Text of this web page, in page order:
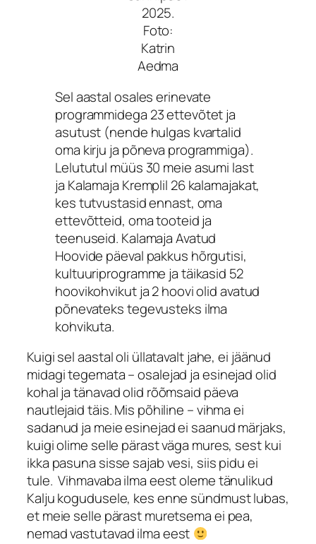
2025.
Foto:
Katrin
Aedma
Sel aastal osales erinevate
programmidega 23 ettevõtet ja
asutust (nende hulgas kvartalid
oma kirju ja põneva programmiga).
Lelututul müüs 30 meie asumi last
ja Kalamaja Kremplil 26 kalamajakat,
kes tutvustasid ennast, oma
ettevõtteid, oma tooteid ja
teenuseid. Kalamaja Avatud
Hoovide päeval pakkus hõrgutisi,
kultuuriprogramme ja täikasid 52
hoovikohvikut ja 2 hoovi olid avatud
põnevateks tegevusteks ilma
kohvikuta.
Kuigi sel aastal oli üllatavalt jahe, ei jäänud
midagi tegemata – osalejad ja esinejad olid
kohal ja tänavad olid rõõmsaid päeva
nautlejaid täis. Mis põhiline – vihma ei
sadanud ja meie esinejad ei saanud märjaks,
kuigi olime selle pärast väga mures, sest kui
ikka pasuna sisse sajab vesi, siis pidu ei
tule. Vihmavaba ilma eest oleme tänulikud
Kalju kogudusele, kes enne sündmust lubas,
et meie selle pärast muretsema ei pea,
nemad vastutavad ilma eest